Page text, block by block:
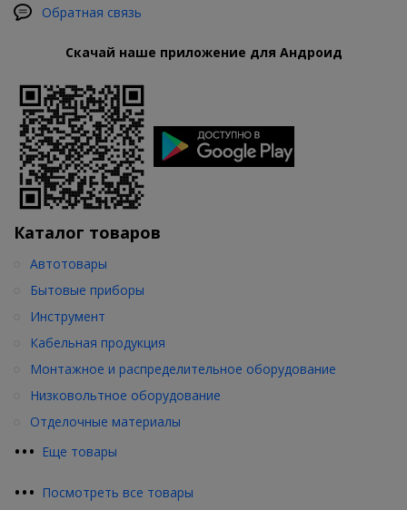
Обратная связь
Скачай наше приложение для Андроид
Каталог товаров
••• Еще товары
Автотовары
Бытовые приборы
Инструмент
Кабельная продукция
Монтажное и распределительное оборудование
Низковольтное оборудование
Отделочные материалы
••• Посмотреть все товары